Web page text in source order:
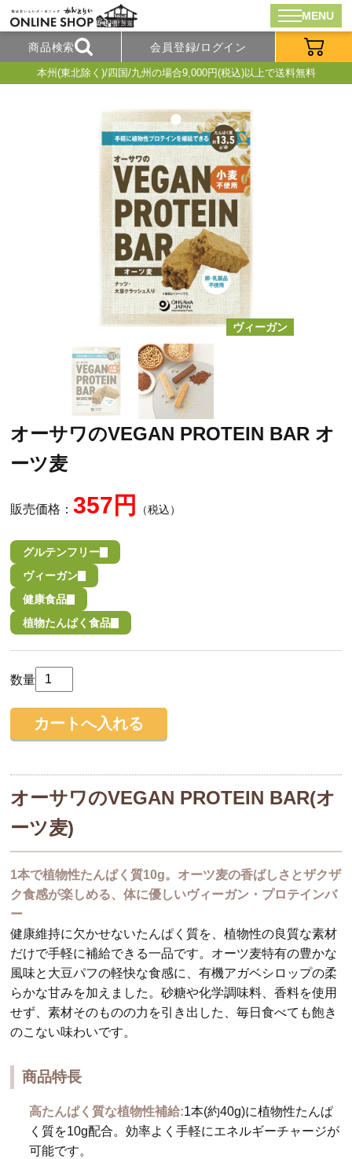
MENU
商品検索 会員登録/ログイン
本州(東北除く)/四国/九州の場合9,000円(税込)以上で送料無料
ヴィーガン
オーサワのVEGAN PROTEIN BAR オ
ーツ麦
販売価格：357円 （税込）
グルテンフリー
ヴィーガン
健康食品
植物たんぱく食品
数量
オーサワのVEGAN PROTEIN BAR(オ
ーツ麦)
1本で植物性たんぱく質10g。オーツ麦の香ばしさとザクザ
ク食感が楽しめる、体に優しいヴィーガン・プロテインバ
ー
健康維持に欠かせないたんぱく質を、植物性の良質な素材
だけで手軽に補給できる一品です。オーツ麦特有の豊かな
風味と大豆パフの軽快な食感に、有機アガベシロップの柔
らかな甘みを加えました。砂糖や化学調味料、香料を使用
せず、素材そのものの力を引き出した、毎日食べても飽き
のこない味わいです。
商品特長
高たんぱく質な植物性補給:1本(約40g)に植物性たんぱ
く質を10g配合。効率よく手軽にエネルギーチャージが
可能です。